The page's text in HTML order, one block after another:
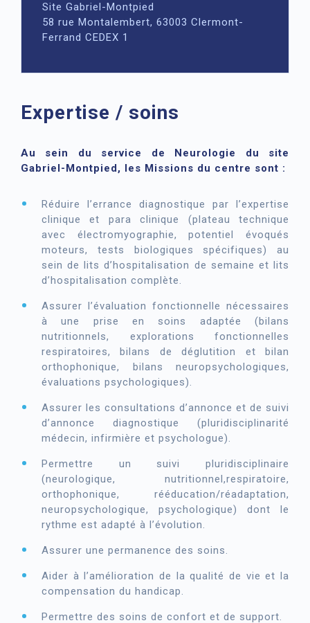
Site Gabriel-Montpied
58 rue Montalembert, 63003 Clermont-
Ferrand CEDEX 1
Expertise / soins
Au sein du service de Neurologie du site
Gabriel-Montpied, les Missions du centre sont :
Réduire l’errance diagnostique par l’expertise
clinique et para clinique (plateau technique
avec électromyographie, potentiel évoqués
moteurs, tests biologiques spécifiques) au
sein de lits d’hospitalisation de semaine et lits
d’hospitalisation complète.
Assurer l’évaluation fonctionnelle nécessaires
à une prise en soins adaptée (bilans
nutritionnels, explorations fonctionnelles
respiratoires, bilans de déglutition et bilan
orthophonique, bilans neuropsychologiques,
évaluations psychologiques).
Assurer les consultations d’annonce et de suivi
d’annonce diagnostique (pluridisciplinarité
médecin, infirmière et psychologue).
Permettre un suivi pluridisciplinaire
(neurologique, nutritionnel,respiratoire,
orthophonique, rééducation/réadaptation,
neuropsychologique, psychologique) dont le
rythme est adapté à l’évolution.
Assurer une permanence des soins.
Aider à l’amélioration de la qualité de vie et la
compensation du handicap.
Permettre des soins de confort et de support.